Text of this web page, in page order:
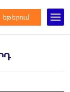
եթերում